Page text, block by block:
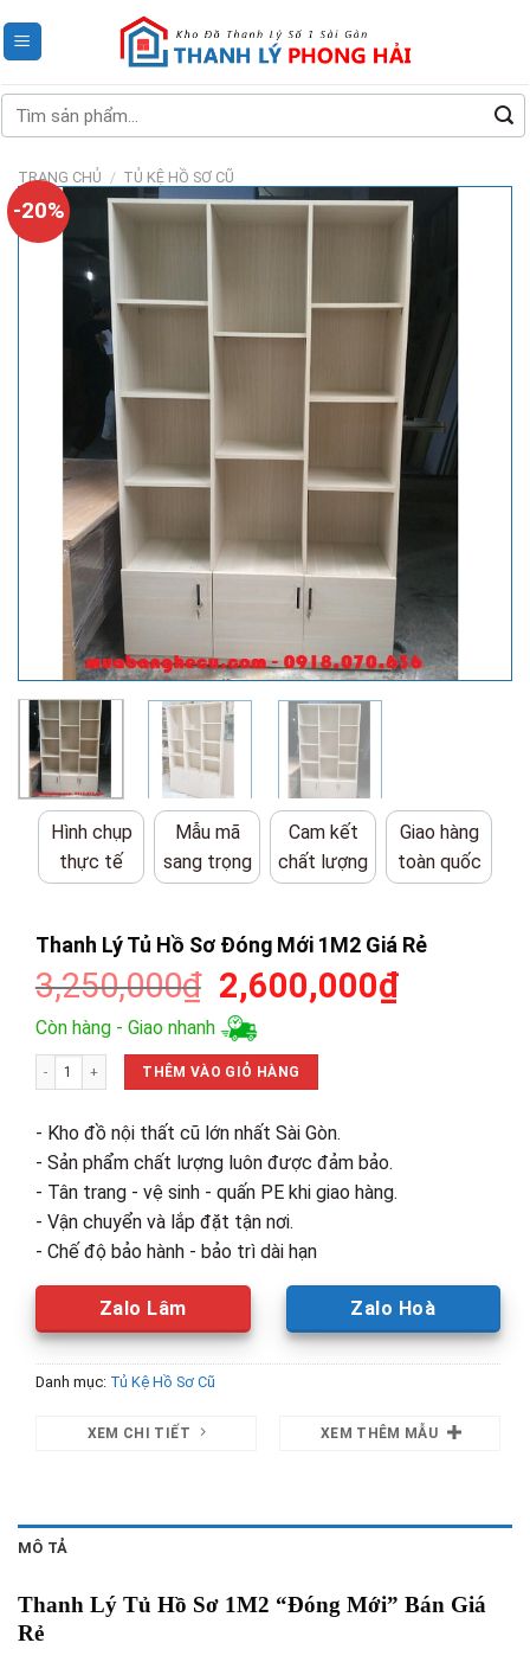
to
Tìm
kiếm:
TRANG CHỦ / TỦ KỆ HỒ SƠ CŨ
-20%
Hình chụp
thực tế
Mẫu mã
sang trọng
Cam kết
chất lượng
Giao hàng
toàn quốc
Thanh Lý Tủ Hồ Sơ Đóng Mới 1M2 Giá Rẻ
3,250,000₫ Giá
gốc
là:
3,250,000₫.
2,600,000₫Giá
Còn hàng - Giao nhanh
Thanh Lý Tủ Hồ Sơ Đóng Mới 1M2 Giá Rẻ số lượng
THÊM VÀO GIỎ HÀNG
- Kho đồ nội thất cũ lớn nhất Sài Gòn.
- Sản phẩm chất lượng luôn được đảm bảo.
- Tân trang - vệ sinh - quấn PE khi giao hàng.
- Vận chuyển và lắp đặt tận nơi.
- Chế độ bảo hành - bảo trì dài hạn
Zalo Lâm Zalo Hoà
Danh mục: Tủ Kệ Hồ Sơ Cũ
XEM CHI TIẾT XEM THÊM MẪU
MÔ TẢ
Thanh Lý Tủ Hồ Sơ 1M2 “Đóng Mới” Bán Giá
Rẻ